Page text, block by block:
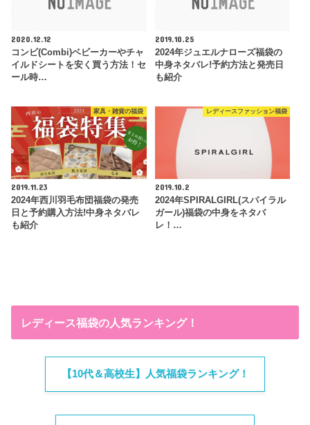
2020.12.12
コンビ(Combi)ベビーカーやチャ
イルドシートを安く買う方法！セ
ール時…
2019.10.25
2024年ジュエルナローズ福袋の
中身ネタバレ!予約方法と発売日
も紹介
家具・雑貨の福袋
2019.11.23
2024年西川羽毛布団福袋の発売
日と予約購入方法!中身ネタバレ
も紹介
レディースファッション福袋
2019.10.2
2024年SPIRALGIRL(スパイラル
ガール)福袋の中身をネタバ
レ！…
レディース福袋の人気ランキング！
【10代＆高校生】人気福袋ランキング！